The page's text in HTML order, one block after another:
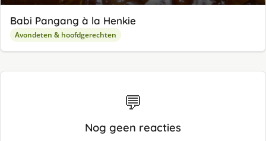
Babi Pangang à la Henkie
Avondeten & hoofdgerechten
💬
Nog geen reacties